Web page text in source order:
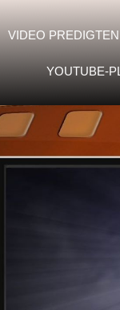
VIDEO PREDIGTEN
YOUTUBE-